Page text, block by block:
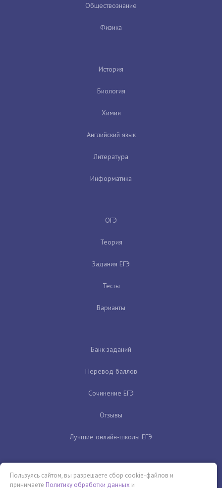
Обществознание
Физика
История
Биология
Химия
Английский язык
Литература
Информатика
ОГЭ
Теория
Задания ЕГЭ
Тесты
Варианты
Банк заданий
Перевод баллов
Сочинение ЕГЭ
Отзывы
Лучшие онлайн-школы ЕГЭ
Пользуясь сайтом, вы разрешаете сбор cookie-файлов и
принимаете Политику обработки данных и